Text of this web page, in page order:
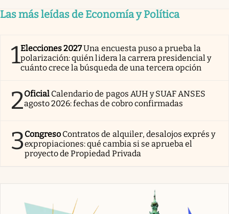
Las más leídas de Economía y Política
1Elecciones 2027Una encuesta puso a prueba la
polarización: quién lidera la carrera presidencial y
cuánto crece la búsqueda de una tercera opción
2Oficial Calendario de pagos AUH y SUAF ANSES
agosto 2026: fechas de cobro confirmadas
3Congreso Contratos de alquiler, desalojos exprés y
expropiaciones: qué cambia si se aprueba el
proyecto de Propiedad Privada